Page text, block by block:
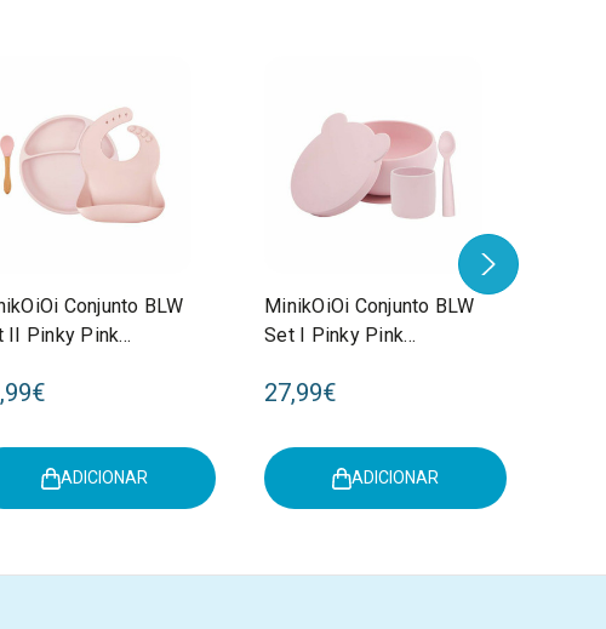
Conjunto BLW
II Pinky Pink
ADICIONAR
MinikOiOi Conjunto BLW
Set I Pinky Pink
27,99€
ADICIONAR